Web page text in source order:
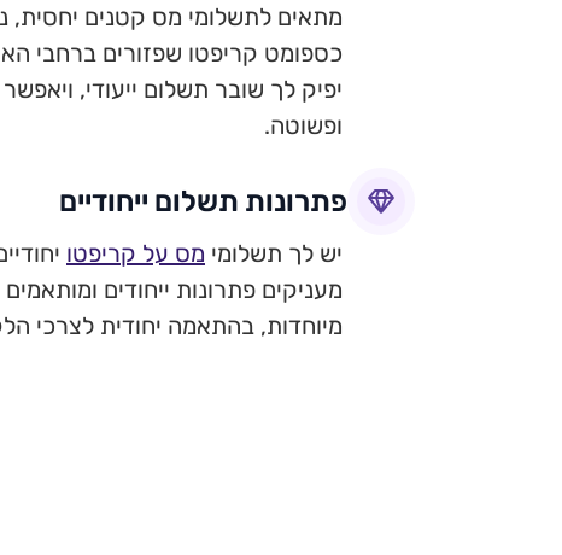
מתאים לתשלומי מס קטנים יחסית,
כספומט קריפטו שפזורים ברחבי
יפיק לך שובר תשלום ייעודי,
ופשוטה.
פתרונות תשלום ייחודיים
יש לך תשלומי מס על קריפטו
מעניקים פתרונות ייחודים
מיוחדות, בהתאמה יחודית לצרכי